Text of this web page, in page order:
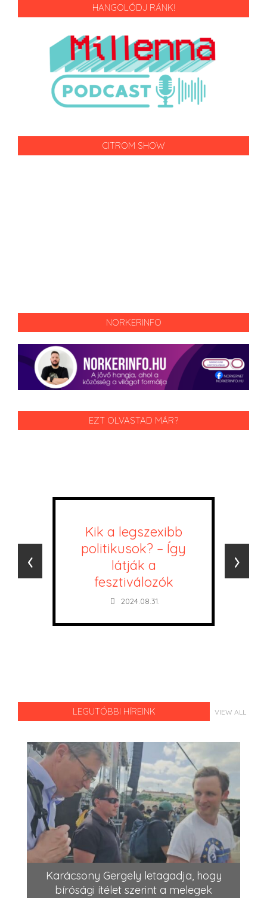
HANGOLÓDJ RÁNK!
CITROM SHOW
NORKERINFO
EZT OLVASTAD MÁR?
Kik a legszexibb
politikusok? – Így
látják a
fesztiválozók
2024.08.31.
‹ ›
LEGUTÓBBI HÍREINK VIEW ALL
Karácsony Gergely letagadja, hogy
bírósági ítélet szerint a melegek